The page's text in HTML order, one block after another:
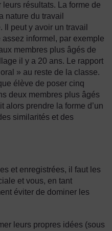
résultats. La forme de
nature du travail
Il peut y avoir un travail
informel, par exemple
membres plus âgés de
il y a 20 ans. Le rapport
» au reste de la classe.
élève de poser cinq
deux membres plus âgés
alors prendre la forme d’un
similarités et des
et enregistrées, il faut les
et vous, en tant
éviter de dominer les
leurs propres idées (sous